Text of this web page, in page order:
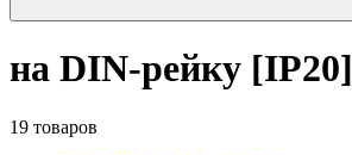
на DIN-рейку [IP20]
19 товаров